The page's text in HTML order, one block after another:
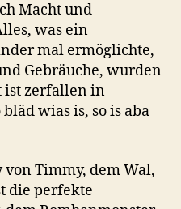
Macht und
was ein
mal ermöglichte,
Gebräuche, wurden
ist zerfallen in
wias is, so is aba
Timmy, dem Wal,
die perfekte